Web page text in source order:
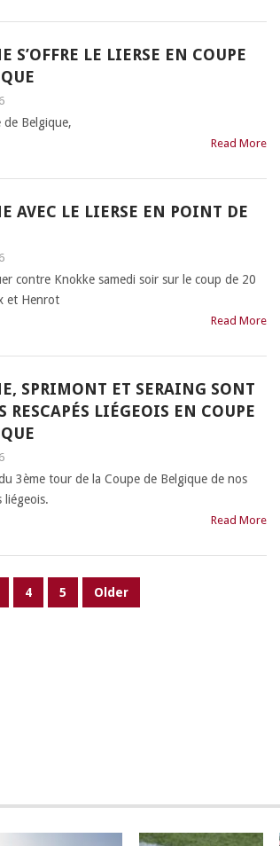
S’OFFRE LE LIERSE EN COUPE
de Belgique,
Read More
AVEC LE LIERSE EN POINT DE
contre Knokke samedi soir sur le coup de 20
et Henrot
Read More
SPRIMONT ET SERAING SONT
RESCAPÉS LIÉGEOIS EN COUPE
3ème tour de la Coupe de Belgique de nos
liégeois.
Read More
4 5 Older